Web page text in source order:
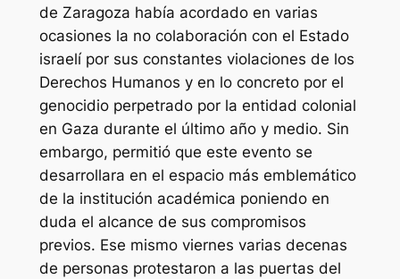
de Zaragoza había acordado en varias
ocasiones la no colaboración con el Estado
israelí por sus constantes violaciones de los
Derechos Humanos y en lo concreto por el
genocidio perpetrado por la entidad colonial
en Gaza durante el último año y medio. Sin
embargo, permitió que este evento se
desarrollara en el espacio más emblemático
de la institución académica poniendo en
duda el alcance de sus compromisos
previos. Ese mismo viernes varias decenas
de personas protestaron a las puertas del